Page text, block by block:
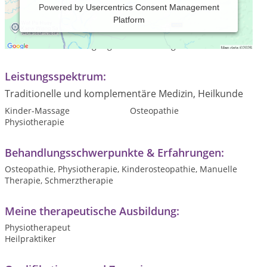
Powered by Usercentrics Consent Management
Platform
Sie haben Probleme, bei denen herkömmliche Therapie nicht
hilft? Unsere Osteopathie-Praxis in München möchte
Schmerzen und Bewegungseinschränkungen behandeln.
Leistungsspektrum:
Traditionelle und komplementäre Medizin, Heilkunde
Kinder-Massage
Osteopathie
Physiotherapie
Behandlungsschwerpunkte & Erfahrungen:
Osteopathie, Physiotherapie, Kinderosteopathie, Manuelle
Therapie, Schmerztherapie
Meine therapeutische Ausbildung:
Physiotherapeut
Heilpraktiker